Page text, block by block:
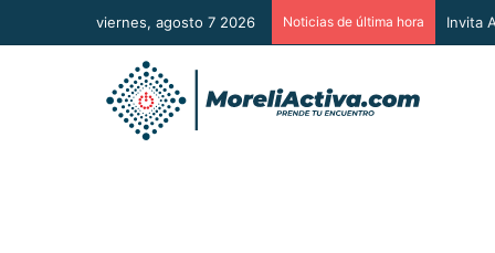
viernes, agosto 7 2026 Noticias de última hora